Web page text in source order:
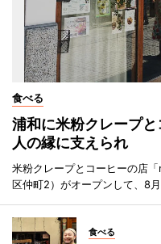
食べる
浦和に米粉クレープ
人の縁に支えられ
米粉クレープとコーヒーの店
区仲町2）がオープンして、8月
食べる